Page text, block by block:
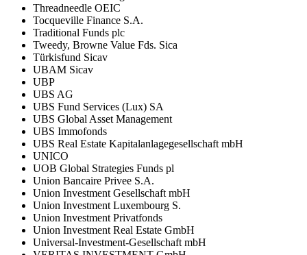
Threadneedle OEIC
Tocqueville Finance S.A.
Traditional Funds plc
Tweedy, Browne Value Fds. Sica
Türkisfund Sicav
UBAM Sicav
UBP
UBS AG
UBS Fund Services (Lux) SA
UBS Global Asset Management
UBS Immofonds
UBS Real Estate Kapitalanlagegesellschaft mbH
UNICO
UOB Global Strategies Funds pl
Union Bancaire Privee S.A.
Union Investment Gesellschaft mbH
Union Investment Luxembourg S.
Union Investment Privatfonds
Union Investment Real Estate GmbH
Universal-Investment-Gesellschaft mbH